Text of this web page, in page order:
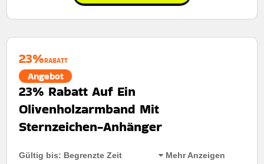
23%RABATT
Angebot
23% Rabatt Auf Ein
Olivenholzarmband Mit
Sternzeichen-Anhänger
Gültig bis: Begrenzte Zeit Mehr Anzeigen